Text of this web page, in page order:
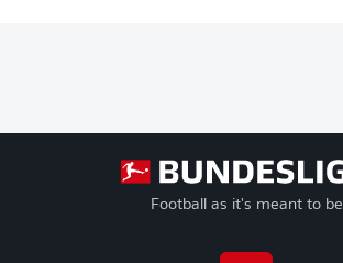
Football as it's meant to be